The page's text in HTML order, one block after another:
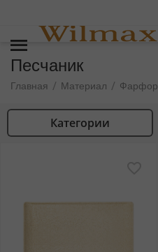
Песчаник
Главная / Материал / Фарфор
Категории